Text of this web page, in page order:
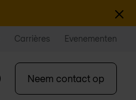
Carrières Evenementen
Neem contact op